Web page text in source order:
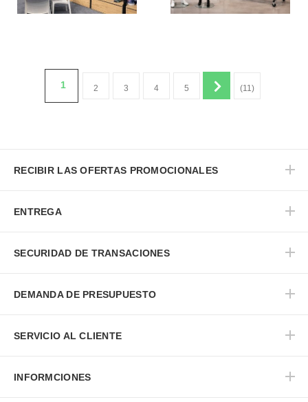
1 2 3 4 5 (11)
RECIBIR LAS OFERTAS PROMOCIONALES
ENTREGA
SECURIDAD DE TRANSACIONES
DEMANDA DE PRESUPUESTO
SERVICIO AL CLIENTE
INFORMCIONES